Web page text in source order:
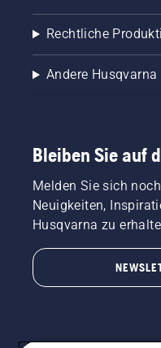
Rechtliche
Andere Husqvarna
Bleiben Sie auf
Melden Sie sich
Neuigkeiten,
Husqvarna zu